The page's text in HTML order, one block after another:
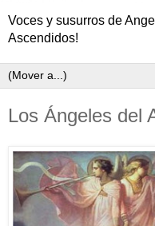
Voces y susurros de
Ascendidos!
Los Ángeles del